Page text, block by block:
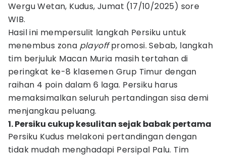
Wergu Wetan, Kudus, Jumat (17/10/2025) sore
WIB.
Hasil ini mempersulit langkah Persiku untuk
menembus zona playoffpromosi. Sebab, langkah
tim berjuluk Macan Muria masih tertahan di
peringkat ke-8 klasemen Grup Timur dengan
raihan 4 poin dalam 6 laga. Persiku harus
memaksimalkan seluruh pertandingan sisa demi
menjangkau peluang.
1. Persiku cukup kesulitan sejak babak pertama
Persiku Kudus melakoni pertandingan dengan
tidak mudah menghadapi Persipal Palu. Tim